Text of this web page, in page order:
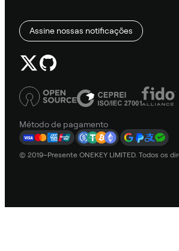
Assine nossas notificações
Método de pagamento
© 2019–Presente ONEKEY LIMITED. Todos os